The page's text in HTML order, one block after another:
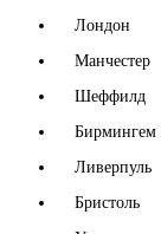
Лондон
Манчестер
Шеффилд
Бирмингем
Ливерпуль
Бристоль